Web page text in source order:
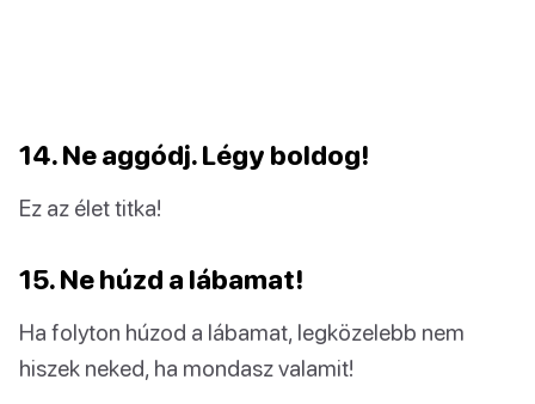
14. Ne aggódj. Légy boldog!
Ez az élet titka!
15. Ne húzd a lábamat!
Ha folyton húzod a lábamat, legközelebb nem
hiszek neked, ha mondasz valamit!